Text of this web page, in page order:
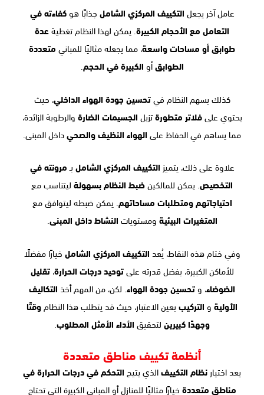
عامل آخر يجعل التكييف المركزي الشامل جذابًا هوكفاءته في
التعامل مع الأحجام الكبيرة . يمكن لهذا النظام تغطيةعدة
طوابق أو مساحات واسعة، مما يجعله مثاليًا للمباني متعددة
الطوابقأو الكبيرة في الحجم
كذلك يسهم النظام فيتحسين جودة الهواء الداخلي، حيث
يحتوي علىفلاتر متطورةتزيل الجسيمات الضارة والرطوبة الزائدة،
مما يساهم في الحفاظ على الهواء النظيف والصحيداخل المبنى.
علاوة على ذلك، يتميز التكييف المركزي الشامل بـ مرونته في
التخصيص . يمكن للمالكينضبط النظام بسهولة ليتناسب مع
احتياجاتهم ومتطلبات مساحاتهم . يمكن ضبطه ليتوافق مع
المتغيرات البيئية ومستويات النشاط داخل المبنى
وفي ختام هذه النقاط، يُعد التكييف المركزي الشامل خيارًا مفضلًا
للأماكن الكبيرة، بفضل قدرته علىتوحيد درجات الحرارة،تقليل
الضوضاء، وتحسين جودة الهواء . لكن، من المهم أخذ التكاليف
الأولية و التركيب بعين الاعتبار، حيث قد يتطلب هذا النظام وقتًا
وجهدًا كبيرين لتحقيق الأداء الأمثل المطلوب
أنظمة تكييف مناطق متعددة
يعد اختيار نظام التكييفالذي يتيح التحكم في درجات الحرارة في
مناطق متعددة خيارًا مثاليًا للمنازل أو المباني الكبيرة التي تحتاج